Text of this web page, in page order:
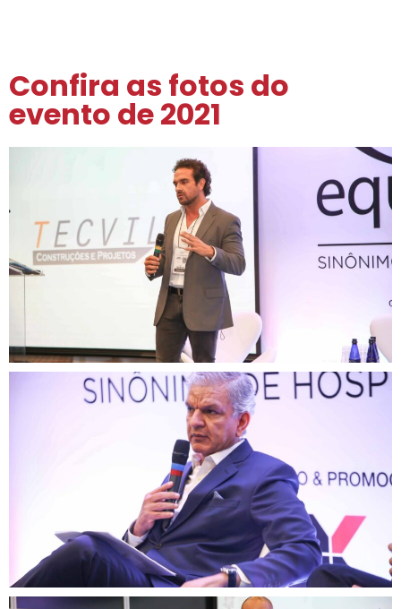
Confira as fotos do
evento de 2021